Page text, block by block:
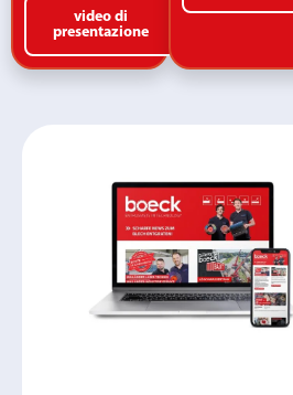
video di
presentazione